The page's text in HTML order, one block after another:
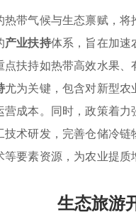
带气候与生态禀赋，
产业扶持体系，旨在加速
点扶持如热带高效水果
尤为关键，包含对新型
营成本。同时，政策着
术研发，完善仓储冷
要素资源，为农业提
生态旅游